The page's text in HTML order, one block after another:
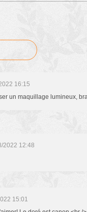
16:15
un maquillage lumineux,
2022 12:48
15:01